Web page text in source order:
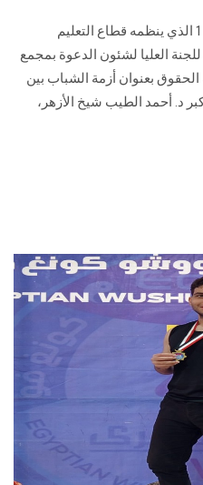
ضمن فعاليات الأسبوع الدعوي الـ 15 الذي ينظمه قطاع التعليم
للجنة العليا لشئون الدعوة بمجمع
بعنوان أزمة الشباب بين
د. أحمد الطيب شيخ الأزهر،